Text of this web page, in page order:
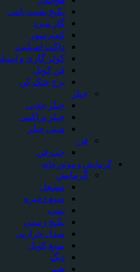
پکیج پشت بامی
گاز مبرد
کمپرسور
داکت اسپلیت
کولر گازی و اسپلیت
فن کویل
برج خنک کن
چیلر جذبی
چیلر تراکمی
مینی چیلر
جت فن
و موتورخانه
گرمایش
مشعل
منبع ذخیره
پکیج زمینی
مبدل حرارتی
منبع کویل